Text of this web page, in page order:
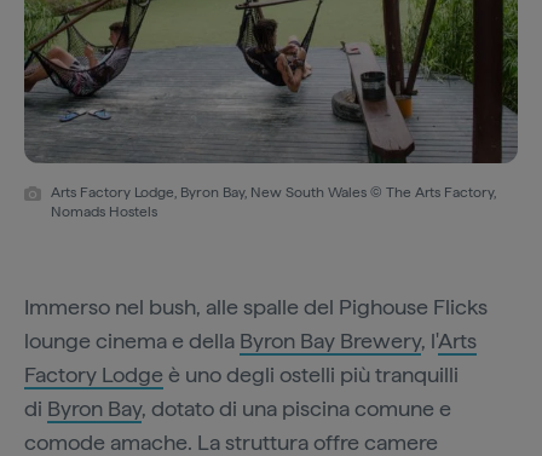
Arts Factory Lodge, Byron Bay, New South Wales © The Arts Factory,
Nomads Hostels
Immerso nel bush, alle spalle del Pighouse Flicks
lounge cinema e della Byron Bay Brewery, l'Arts
Factory Lodge è uno degli ostelli più tranquilli
di Byron Bay, dotato di una piscina comune e
comode amache. La struttura offre camere